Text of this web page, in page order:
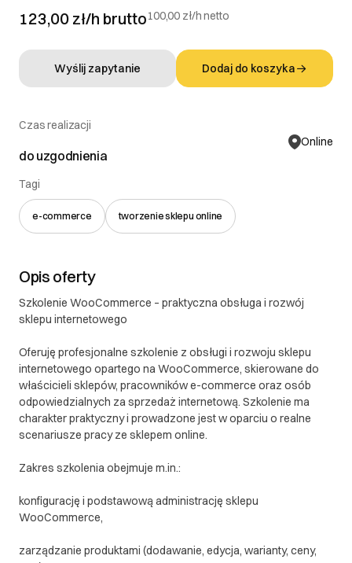
123,00 zł/h brutto100,00 zł/h netto
Czas realizacji
do uzgodnienia
Online
Tagi
e-commerce tworzenie sklepu online
Wyślij zapytanie Dodaj do koszyka
Opis oferty
Szkolenie WooCommerce – praktyczna obsługa i rozwój
sklepu internetowego
Oferuję profesjonalne szkolenie z obsługi i rozwoju sklepu
internetowego opartego na WooCommerce, skierowane do
właścicieli sklepów, pracowników e-commerce oraz osób
odpowiedzialnych za sprzedaż internetową. Szkolenie ma
charakter praktyczny i prowadzone jest w oparciu o realne
scenariusze pracy ze sklepem online.
Zakres szkolenia obejmuje m.in.:
konfigurację i podstawową administrację sklepu
WooCommerce,
zarządzanie produktami (dodawanie, edycja, warianty, ceny,